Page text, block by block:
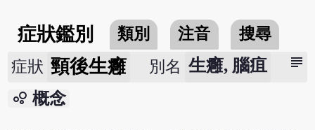
症狀鑑別 類別 注音 搜尋
subject
症狀 頸後生癰 別名 生癰, 腦疽
bubble_chart 概念